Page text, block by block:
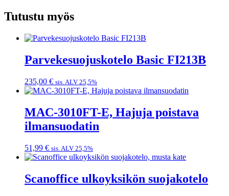
Tutustu myös
Parvekesuojuskotelo Basic FI213B
235,00 € sis. ALV 25,5%
MAC-3010FT-E, Hajuja poistava
ilmansuodatin
51,99 € sis. ALV 25,5%
Scanoffice ulkoyksikön suojakotelo